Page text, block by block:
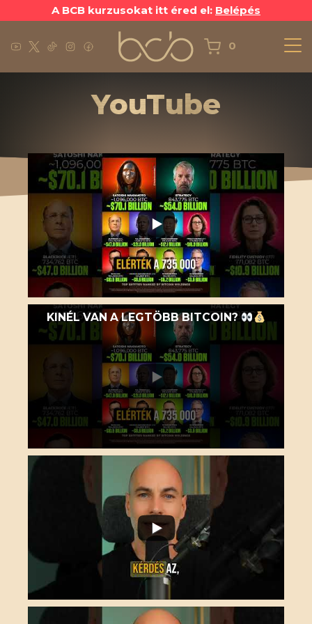
A BCB kurzusokat itt éred el: Belépés
0
YouTube
KINÉL VAN A LEGTÖBB BITCOIN?
A termék kosárba helyezve!
Ezeket ajánljuk még